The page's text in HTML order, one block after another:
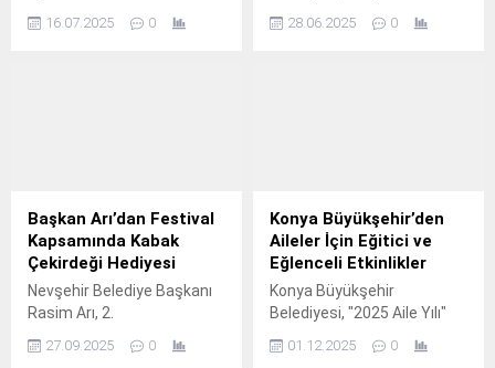
Birlik Günü Anma Etkinlikleri
16.07.2025 0
Uluslararası Antalya Müzik
28.06.2025 0
Başkan Arı’dan Festival
Kapsamında Kabak
Çekirdeği Hediyesi
Nevşehir Belediye Başkanı
Rasim Arı, 2.
27.09.2025 0
Konya Büyükşehir’den
Aileler İçin Eğitici ve
Eğlenceli Etkinlikler
Konya Büyükşehir
Belediyesi, "2025 Aile Yılı"
sporsever aileleri bir araya
01.12.2025 0